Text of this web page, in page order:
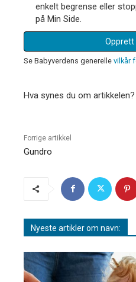
enkelt begrense eller
på Min Side.
Opprett
Se Babyverdens generelle vilkår
Hva synes du om artikkelen?
Forrige artikkel
Gundro
Nyeste artikler om navn: